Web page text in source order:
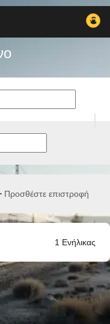
Προσθέστε επιστροφή
1 Ενήλικας